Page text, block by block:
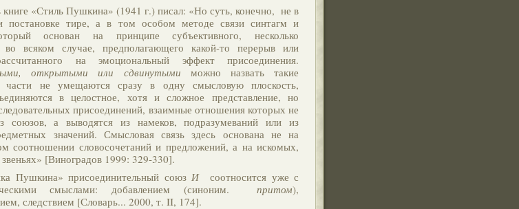
«Стиль Пушкина» (1941 г.) писал: «Но суть, конечно, не в
постановке тире, а в том особом методе связи синтагм и
основан на принципе субъективного, несколько
всяком случае, предполагающего какой-то перерыв или
на эмоциональный эффект присоединения.
открытыми или сдвинутыми можно назвать такие
части не умещаются сразу в одну смысловую плоскость,
в целостное, хотя и сложное представление, но
присоединений, взаимные отношения которых не
союзов, а выводятся из намеков, подразумеваний или из
значений. Смысловая связь здесь основана не на
соотношении словосочетаний и предложений, а на искомых,
[Виноградов 1999: 329-330].
Пушкина» присоединительный союзИ
соотносится уже с
смыслами: добавлением (синоним. притом),
следствием [Словарь... 2000, т. II, 174].